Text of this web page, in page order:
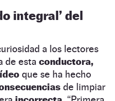
integral’ del
a los lectores
de esta conductora,
que se ha hecho
de limpiar